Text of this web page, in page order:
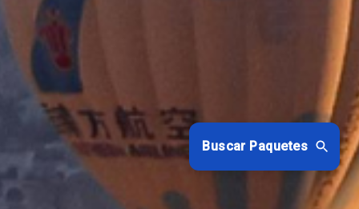
Buscar Paquetes